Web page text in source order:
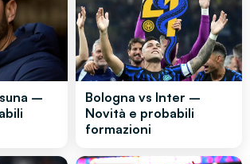
–
Bologna vs Inter –
Novità e probabili
formazioni